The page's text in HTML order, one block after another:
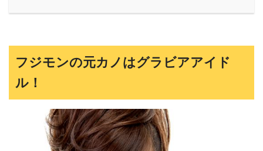
フジモンの元カノはグラビアアイド
ル！